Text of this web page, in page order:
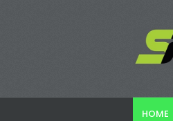
HOME